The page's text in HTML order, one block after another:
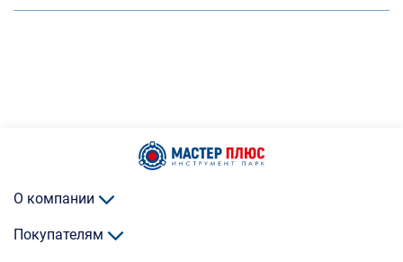
О компании
Покупателям